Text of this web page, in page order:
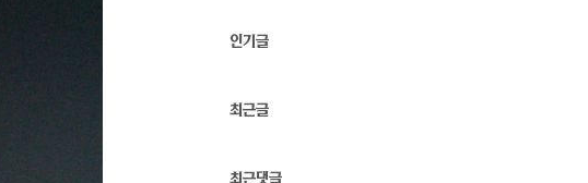
인기글
최근글
최근댓글